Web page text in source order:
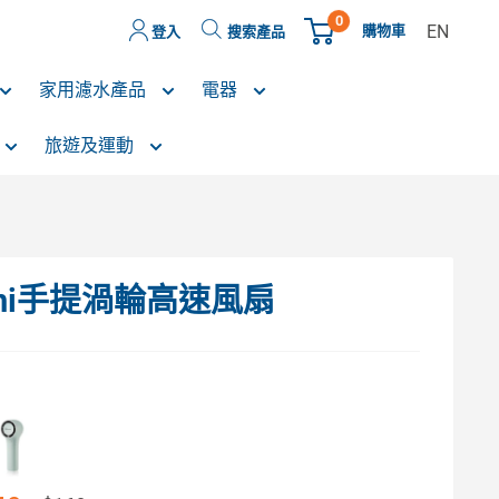
登入 搜索產品
0
購物車 EN
家用濾水產品 電器
旅遊及運動
手提渦輪高速風扇